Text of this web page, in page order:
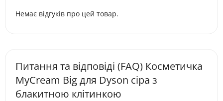
Немає відгуків про цей товар.
Питання та відповіді (FAQ) Косметичка
MyCream Big для Dyson сіра з
блакитною клітинкою